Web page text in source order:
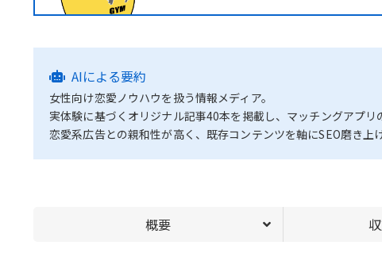
AIによる要約
女性向け恋愛ノウハウを扱う情報メディア。
実体験に基づくオリジナル記事40本を掲載し、マッチングアプリ
恋愛系広告との親和性が高く、既存コンテンツを軸にSEO磨き上
概要